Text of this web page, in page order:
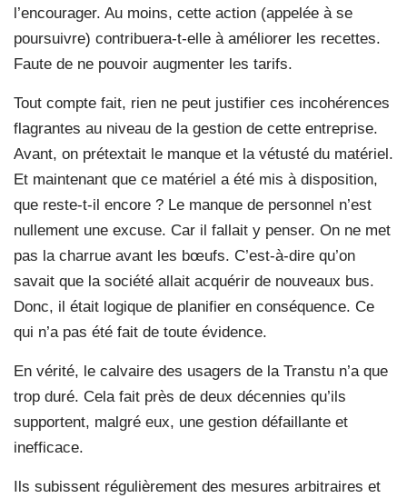
l’encourager. Au moins, cette action (appelée à se
poursuivre) contribuera-t-elle à améliorer les recettes.
Faute de ne pouvoir augmenter les tarifs.
Tout compte fait, rien ne peut justifier ces incohérences
flagrantes au niveau de la gestion de cette entreprise.
Avant, on prétextait le manque et la vétusté du matériel.
Et maintenant que ce matériel a été mis à disposition,
que reste-t-il encore ? Le manque de personnel n’est
nullement une excuse. Car il fallait y penser. On ne met
pas la charrue avant les bœufs. C’est-à-dire qu’on
savait que la société allait acquérir de nouveaux bus.
Donc, il était logique de planifier en conséquence. Ce
qui n’a pas été fait de toute évidence.
En vérité, le calvaire des usagers de la Transtu n’a que
trop duré. Cela fait près de deux décennies qu’ils
supportent, malgré eux, une gestion défaillante et
inefficace.
Ils subissent régulièrement des mesures arbitraires et